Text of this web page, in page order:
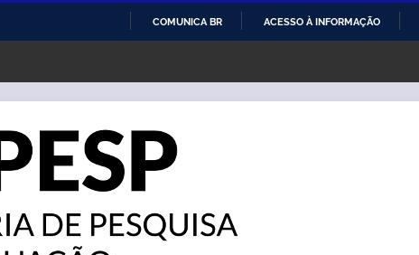
O
CONTEÚDO
COMUNICA BR ACESSO À INFORMAÇÃO